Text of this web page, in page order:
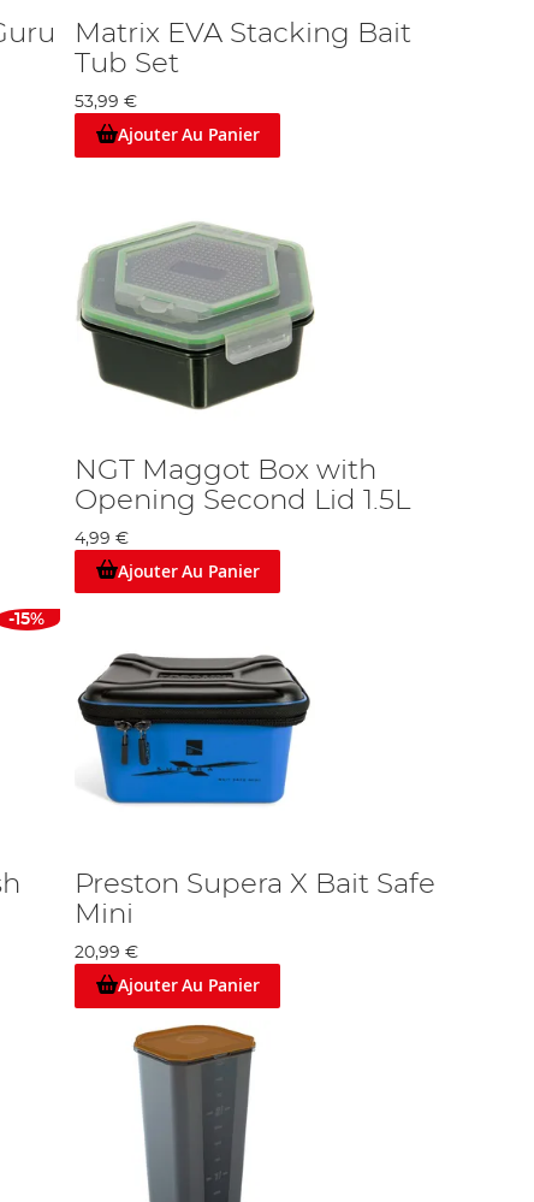
Matrix EVA Stacking Bait
Tub Set
53,99 €
Ajouter Au Panier
NGT Maggot Box with
Opening Second Lid 1.5L
4,99 €
Ajouter Au Panier
-15%
Preston Supera X Bait Safe
Mini
20,99 €
Ajouter Au Panier